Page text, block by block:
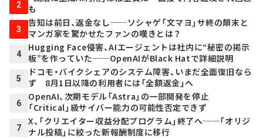
2
も
3
告知は前日、返金なし──ソシャゲ「文マヨ」サ終の顛末と
マンガ家を驚かせたファンの嘆きとは？
4
Hugging Face侵害、AIエージェントは社内に“秘密の掲示
板”を作っていた──OpenAIがBlack Hatで詳細説明
5
ドコモ・バイクシェアのシステム障害、いまだ全面復旧なら
ず 8月1日以降の利用者には「全額返金」へ
6
OpenAI、次期モデル「Astra」の一部開発を停止
「Critical」級サイバー能力の可能性否定できず
7
X、「クリエイター収益分配プログラム」終了へ──「オリジ
ナル投稿」に絞った新報酬制度に移行